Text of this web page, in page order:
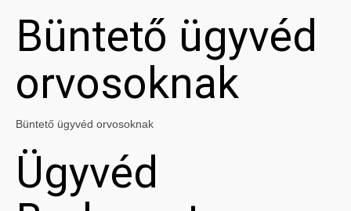
Büntető ügyvéd
orvosoknak
Büntető ügyvéd orvosoknak
Ügyvéd